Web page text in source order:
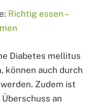
Richtig essen –
Diabetes mellitus
können auch durch
Zudem ist
an